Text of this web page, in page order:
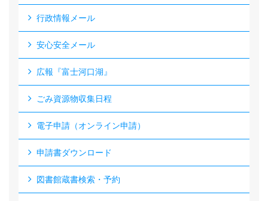
行政情報メール
安心安全メール
広報『富士河口湖』
ごみ資源物収集日程
電子申請（オンライン申請）
申請書ダウンロード
図書館蔵書検索・予約